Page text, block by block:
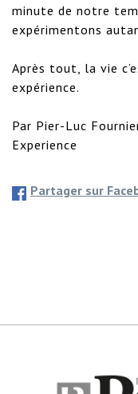
minute de notre
expérimentons
Après tout, la vie
expérience.
Par Pier-Luc
Experience
Partager sur